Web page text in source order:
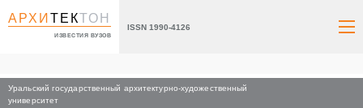
АРХИТЕКТОН
ИЗВЕСТИЯ ВУЗОВ
ISSN 1990-4126
Уральский государственный архитектурно-художественный
университет
Главная Архив номеров 2018